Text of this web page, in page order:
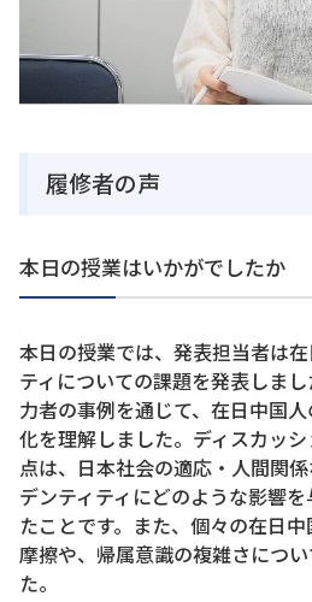
履修者の声
本日の授業はいかがでしたか
本日の授業では、発表担当者は
ティについての課題を発表しま
力者の事例を通じて、在日中国
化を理解しました。ディスカッ
点は、日本社会の適応・人間関
デンティティにどのような影響
たことです。また、個々の在日
摩擦や、帰属意識の複雑さにつ
た。